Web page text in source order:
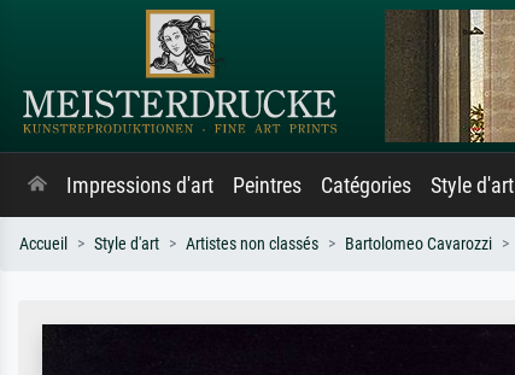
Impressions d'art Peintres Catégories Style d'art
Accueil Style d'art Artistes non classés Bartolomeo Cavarozzi